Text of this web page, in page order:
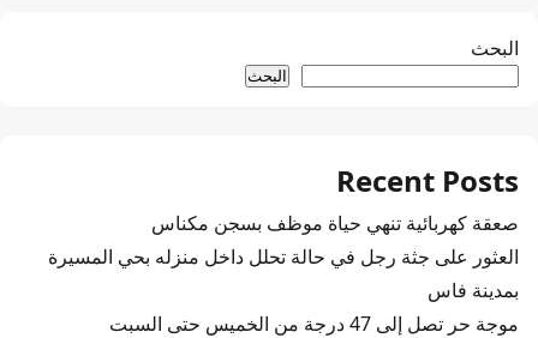
البحث
البحث
Recent Posts
صعقة كهربائية تنهي حياة موظف بسجن مكناس
العثور على جثة رجل في حالة تحلل داخل منزله بحي المسيرة
بمدينة فاس
موجة حر تصل إلى 47 درجة من الخميس حتى السبت